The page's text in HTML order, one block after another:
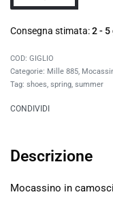
Consegna stimata:2 - 5
GIGLIO
Categorie: Mille 885,
Tag: shoes, spring, summer
CONDIVIDI
Descrizione
Mocassino in